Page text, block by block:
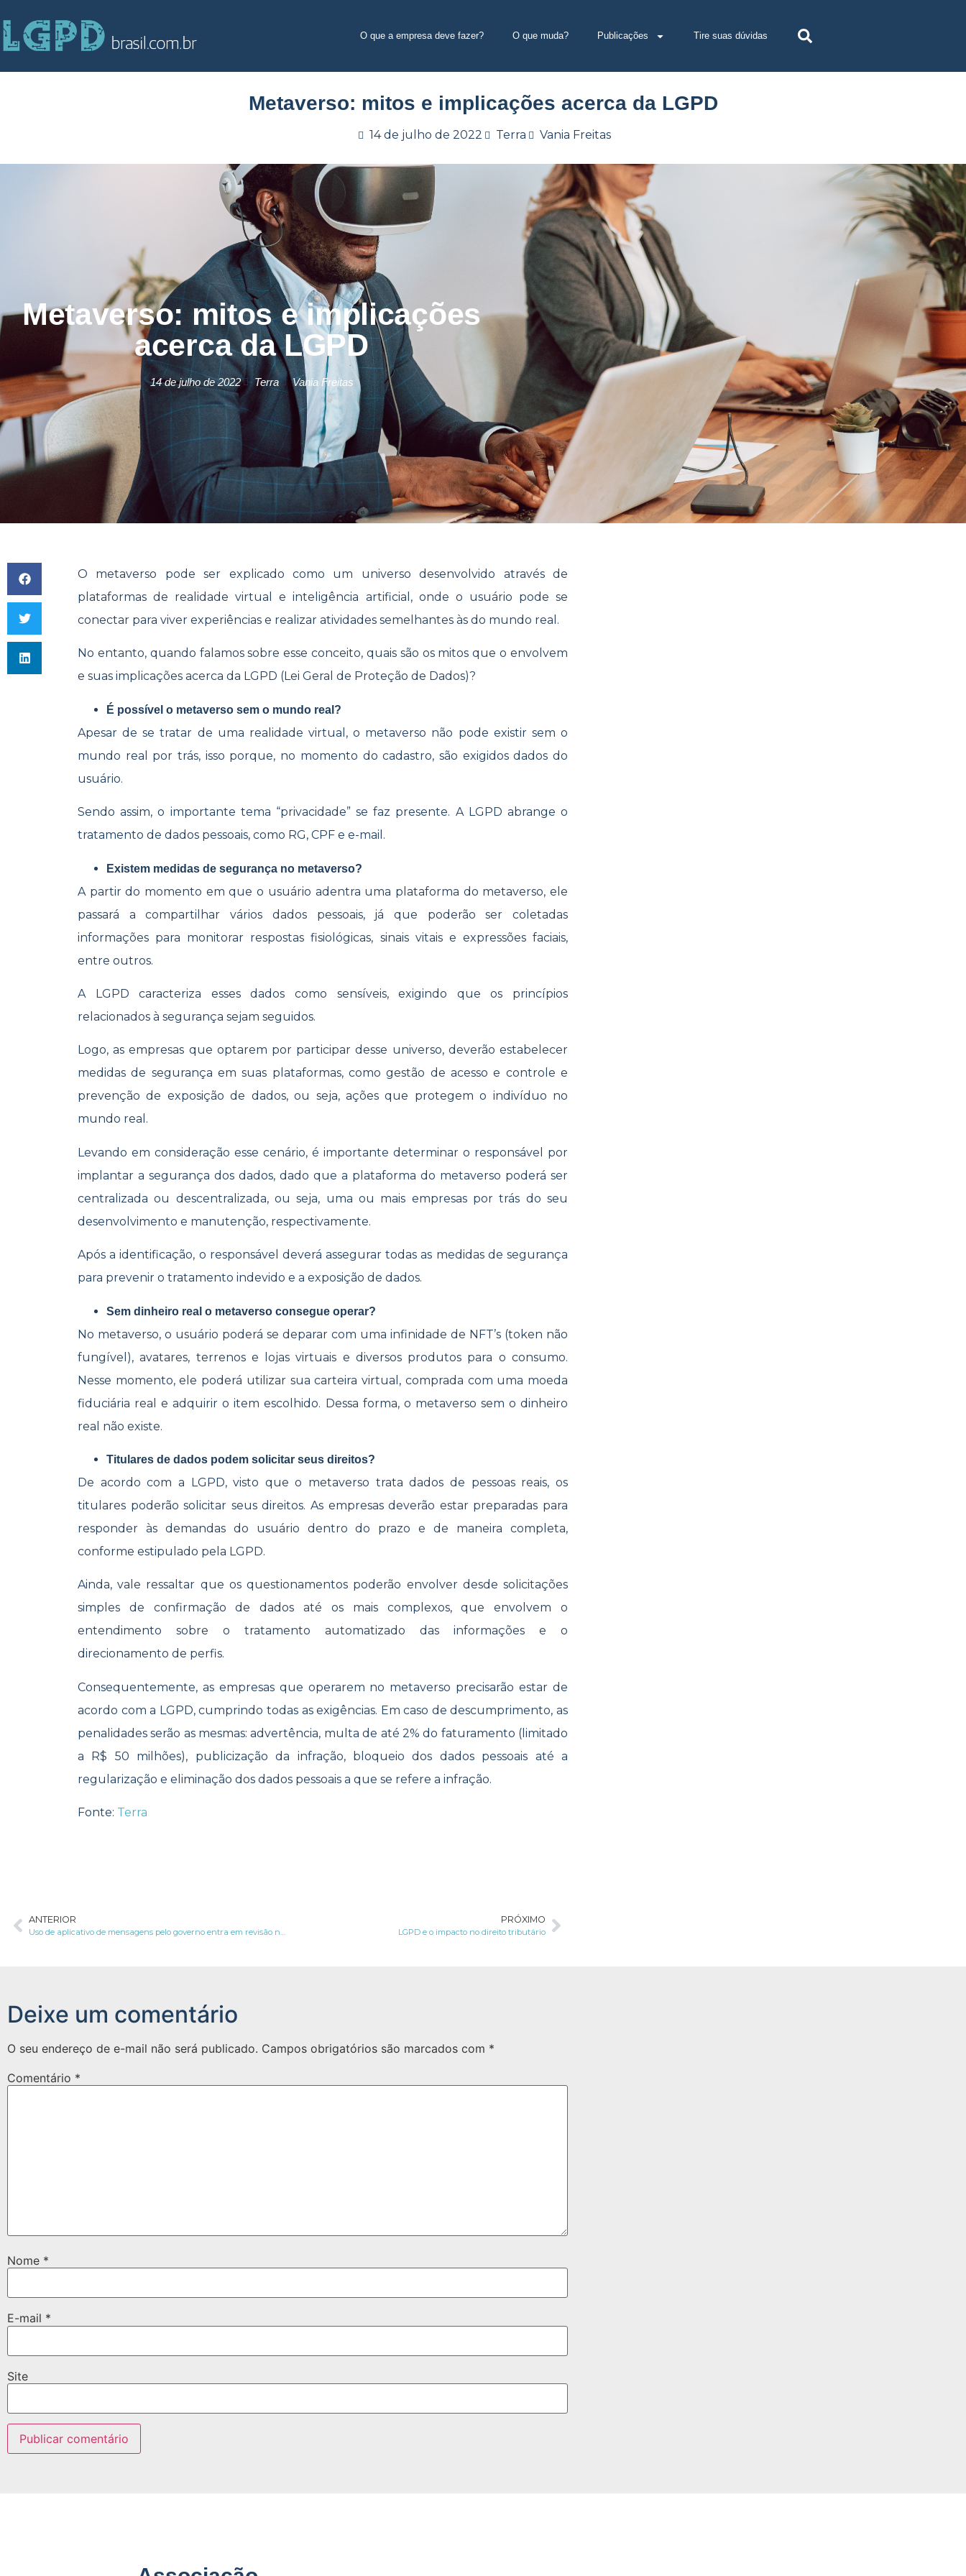
O que a empresa deve fazer? O que muda? Publicações Tire suas dúvidas
Metaverso: mitos e implicações acerca da LGPD
14 de julho de 2022 Terra Vania Freitas
Metaverso: mitos e implicações
acerca da LGPD
14 de julho de 2022 Terra Vania Freitas
O metaverso pode ser explicado como um universo desenvolvido através de
plataformas de realidade virtual e inteligência artificial, onde o usuário pode se
conectar para viver experiências e realizar atividades semelhantes às do mundo real.
No entanto, quando falamos sobre esse conceito, quais são os mitos que o envolvem
e suas implicações acerca da LGPD (Lei Geral de Proteção de Dados)?
É possível o metaverso sem o mundo real?
Apesar de se tratar de uma realidade virtual, o metaverso não pode existir sem o
mundo real por trás, isso porque, no momento do cadastro, são exigidos dados do
usuário.
Sendo assim, o importante tema “privacidade” se faz presente. A LGPD abrange o
tratamento de dados pessoais, como RG, CPF e e-mail.
Existem medidas de segurança no metaverso?
A partir do momento em que o usuário adentra uma plataforma do metaverso, ele
passará a compartilhar vários dados pessoais, já que poderão ser coletadas
informações para monitorar respostas fisiológicas, sinais vitais e expressões faciais,
entre outros.
A LGPD caracteriza esses dados como sensíveis, exigindo que os princípios
relacionados à segurança sejam seguidos.
Logo, as empresas que optarem por participar desse universo, deverão estabelecer
medidas de segurança em suas plataformas, como gestão de acesso e controle e
prevenção de exposição de dados, ou seja, ações que protegem o indivíduo no
mundo real.
Levando em consideração esse cenário, é importante determinar o responsável por
implantar a segurança dos dados, dado que a plataforma do metaverso poderá ser
centralizada ou descentralizada, ou seja, uma ou mais empresas por trás do seu
desenvolvimento e manutenção, respectivamente.
Após a identificação, o responsável deverá assegurar todas as medidas de segurança
para prevenir o tratamento indevido e a exposição de dados.
Sem dinheiro real o metaverso consegue operar?
No metaverso, o usuário poderá se deparar com uma infinidade de NFT’s (token não
fungível), avatares, terrenos e lojas virtuais e diversos produtos para o consumo.
Nesse momento, ele poderá utilizar sua carteira virtual, comprada com uma moeda
fiduciária real e adquirir o item escolhido. Dessa forma, o metaverso sem o dinheiro
real não existe.
Titulares de dados podem solicitar seus direitos?
De acordo com a LGPD, visto que o metaverso trata dados de pessoas reais, os
titulares poderão solicitar seus direitos. As empresas deverão estar preparadas para
responder às demandas do usuário dentro do prazo e de maneira completa,
conforme estipulado pela LGPD.
Ainda, vale ressaltar que os questionamentos poderão envolver desde solicitações
simples de confirmação de dados até os mais complexos, que envolvem o
entendimento sobre o tratamento automatizado das informações e o
direcionamento de perfis.
Consequentemente, as empresas que operarem no metaverso precisarão estar de
acordo com a LGPD, cumprindo todas as exigências. Em caso de descumprimento, as
penalidades serão as mesmas: advertência, multa de até 2% do faturamento (limitado
a R$ 50 milhões), publicização da infração, bloqueio dos dados pessoais até a
regularização e eliminação dos dados pessoais a que se refere a infração.
Fonte: Terra
ANTERIOR
Uso de aplicativo de mensagens pelo governo entra em revisão no Reino Unido
PRÓXIMO
LGPD e o impacto no direito tributário
Deixe um comentário
O seu endereço de e-mail não será publicado. Campos obrigatórios são marcados com *
Comentário *
Nome *
E-mail *
Site